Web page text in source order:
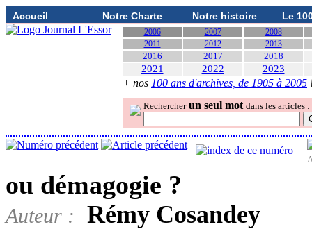
Accueil Notre Charte Notre histoire Le
2006 2007
2008
2011
2012 2013
2016 2017 2018
2021 2022 2023
+ nos 100 ans d'archives, de 1905 à 2005
Rechercher un seul mot dans les articles :
ou démagogie ?
Auteur :
Rémy Cosandey